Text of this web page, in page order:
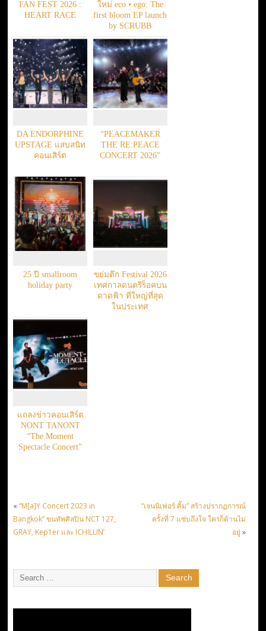
FAN FEST 2026 :
HEART RACE
ใหม่ eco • ego: The
first bloom EP launch
by SCRUBB
DA ENDORPHINE
UPSTAGE แสบสนิท
คอนเสิร์ต
“PEACEMAKER
THE RE:PEACE
CONCERT 2026”
25 ปี smallroom
holiday party
ขย่มตึก Festival 2026
เทศกาลดนตรีร็อคบน
ดาดฟ้า ที่ใหญ่ที่สุด
ในประเทศ
แถลงข่าวคอนเสิร์ต
NONT TANONT
“The Moment
Spectacle Concert”
« “M[a]Y Concert 2023 in
Bangkok” ขนทัพศิลปิน NCT 127,
GRAY, Kep1er และ ICHILLIN’
“เจนนิเฟอร์ คิ้ม” สร้างปรากฏการณ์
ครั้งที่ 7 แซ่บถึงใจ ใครก็ต้านไม่
อยู่ »